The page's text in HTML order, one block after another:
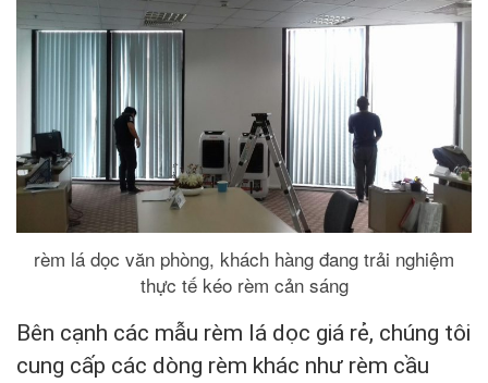
rèm lá dọc văn phòng, khách hàng đang trải nghiệm
thực tế kéo rèm cản sáng
Bên cạnh các mẫu rèm lá dọc giá rẻ, chúng tôi
cung cấp các dòng rèm khác như rèm cầu